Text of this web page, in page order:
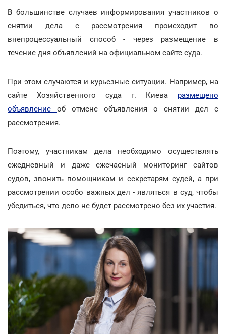
В большинстве случаев информирования участников о
снятии дела с рассмотрения происходит во
внепроцессуальный способ - через размещение в
течение дня объявлений на официальном сайте суда.
При этом случаются и курьезные ситуации. Например, на
сайте Хозяйственного суда г. Киева размещено
объявление об отмене объявления о снятии дел с
рассмотрения.
Поэтому, участникам дела необходимо осуществлять
ежедневный и даже ежечасный мониторинг сайтов
судов, звонить помощникам и секретарям судей, а при
рассмотрении особо важных дел - являться в суд, чтобы
убедиться, что дело не будет рассмотрено без их участия.